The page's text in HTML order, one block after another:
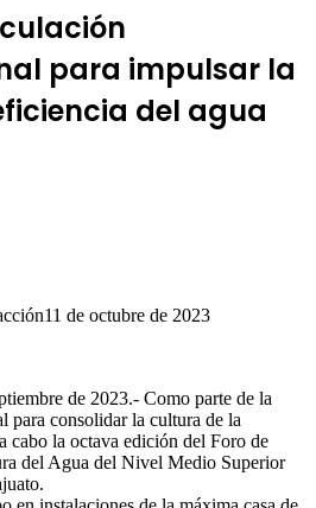
para impulsar la
del agua
11 de octubre de 2023
de 2023.- Como parte de la
para consolidar la cultura de la
cabo la octava edición del Foro de
del Agua del Nivel Medio Superior